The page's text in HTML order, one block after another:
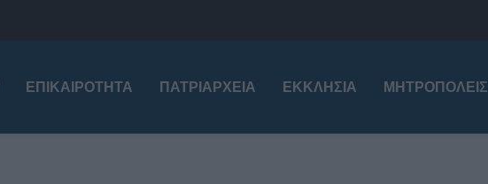
ΕΠΙΚΑΙΡΌΤΗΤΑ ΠΑΤΡΙΑΡΧΕΊΑ ΕΚΚΛΗΣΊΑ ΜΗΤΡΟΠΌΛΕΙΣ